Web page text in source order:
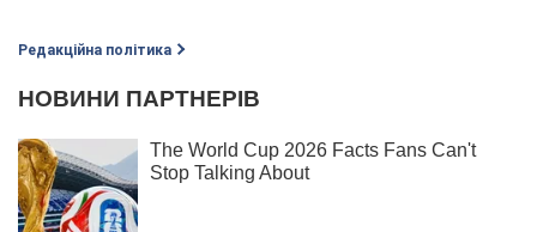
Редакційна політика